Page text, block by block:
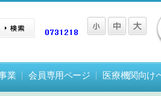
業 会員専用ページ 医療機関向け